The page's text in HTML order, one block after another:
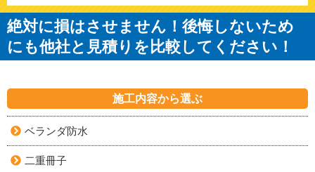
絶対に損はさせません！後悔しないため
にも他社と見積りを比較してください！
施工内容から選ぶ
ベランダ防水
二重冊子